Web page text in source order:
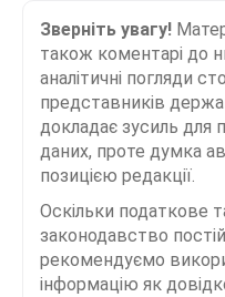
Зверніть увагу!
також коментарі до
аналітичні погляди
представників
докладає зусиль для
даних, проте думка
позицією редакції.
Оскільки податкове
законодавство
рекомендуємо
інформацію як